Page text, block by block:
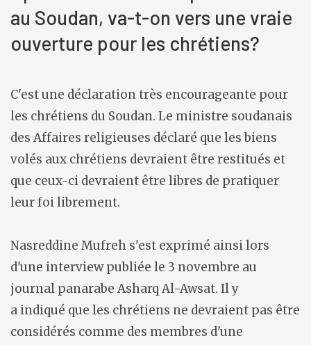
au Soudan, va-t-on vers une vraie
ouverture pour les chrétiens?
C'est une déclaration très encourageante pour
les chrétiens du Soudan. Le ministre soudanais
des Affaires religieuses déclaré que les biens
volés aux chrétiens devraient être restitués et
que ceux-ci devraient être libres de pratiquer
leur foi librement.
Nasreddine Mufreh s'est exprimé ainsi lors
d'une interview publiée le 3 novembre au
journal panarabe Asharq Al-Awsat. Il y
a indiqué que les chrétiens ne devraient pas être
considérés comme des membres d'une